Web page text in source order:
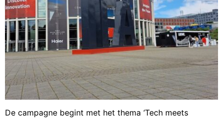
De campagne begint met het thema ‘Tech meets